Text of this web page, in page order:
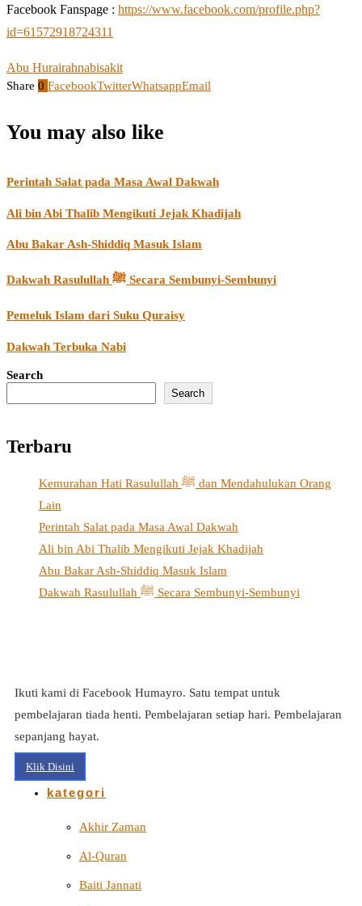
Facebook Fanspage : https://www.facebook.com/profile.php?
id=61572918724311
Abu Hurairahnabisakit
Share 0 FacebookTwitterWhatsappEmail
You may also like
Perintah Salat pada Masa Awal Dakwah
Ali bin Abi Thalib Mengikuti Jejak Khadijah
Abu Bakar Ash-Shiddiq Masuk Islam
Dakwah Rasulullah ﷺ Secara Sembunyi-Sembunyi
Pemeluk Islam dari Suku Quraisy
Dakwah Terbuka Nabi
Search
Search
Terbaru
Kemurahan Hati Rasulullah ﷺ dan Mendahulukan Orang
Lain
Perintah Salat pada Masa Awal Dakwah
Ali bin Abi Thalib Mengikuti Jejak Khadijah
Abu Bakar Ash-Shiddiq Masuk Islam
Dakwah Rasulullah ﷺ Secara Sembunyi-Sembunyi
Ikuti kami di Facebook Humayro. Satu tempat untuk
pembelajaran tiada henti. Pembelajaran setiap hari. Pembelajaran
sepanjang hayat.
Klik Disini
kategori
Akhir Zaman
Al-Quran
Baiti Jannati